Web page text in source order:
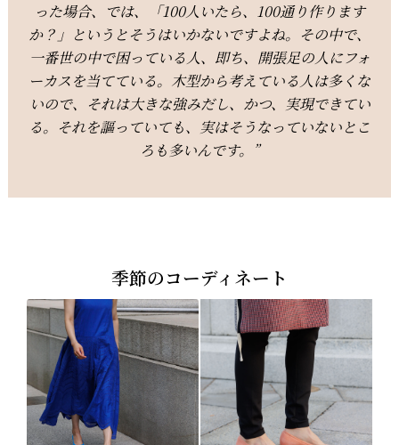
った場合、では、「100人いたら、100通り作ります
か？」というとそうはいかないですよね。その中で、
一番世の中で困っている人、即ち、開張足の人にフォ
ーカスを当てている。木型から考えている人は多くな
いので、それは大きな強みだし、かつ、実現できてい
る。それを謳っていても、実はそうなっていないとこ
ろも多いんです。 ”
季節のコーディネート